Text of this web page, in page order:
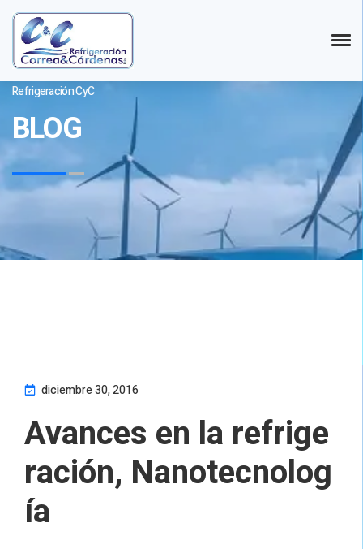
Refrigeración CyC
BLOG
diciembre 30, 2016
Avances en la refrige
ración, Nanotecnolog
ía